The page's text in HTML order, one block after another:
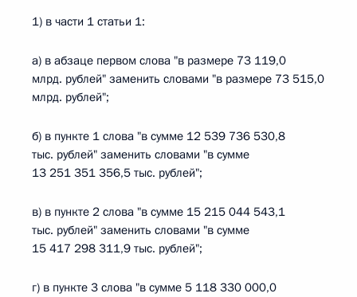
1) в части 1 статьи 1:
а) в абзаце первом слова "в размере 73 119,0
млрд. рублей" заменить словами "в размере 73 515,0
млрд. рублей";
б) в пункте 1 слова "в сумме 12 539 736 530,8
тыс. рублей" заменить словами "в сумме
13 251 351 356,5 тыс. рублей";
в) в пункте 2 слова "в сумме 15 215 044 543,1
тыс. рублей" заменить словами "в сумме
15 417 298 311,9 тыс. рублей";
г) в пункте 3 слова "в сумме 5 118 330 000,0